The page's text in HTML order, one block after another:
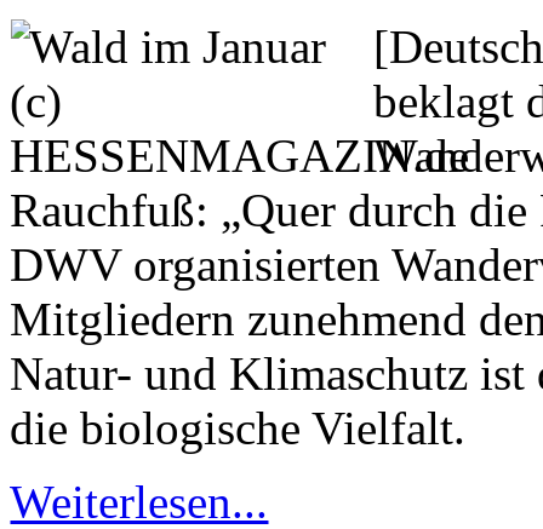
beklagt
Rauchfuß: „Quer durch
DWV organisierten
Mitgliedern zunehmend
Natur- und Klimaschutz ist
die biologische Vielfalt.
Weiterlesen...